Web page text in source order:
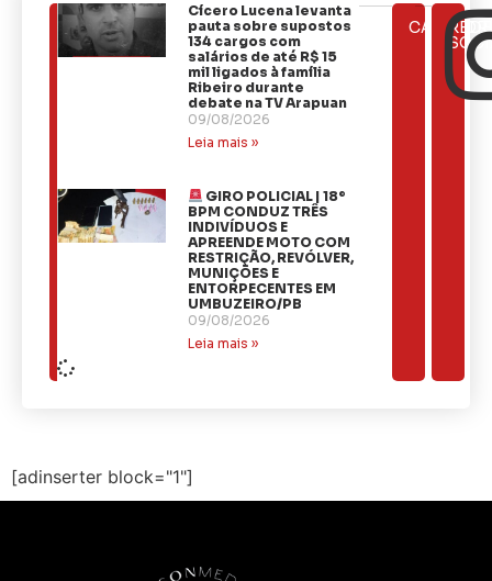
ÚLTIMAS
NOTÍCIAS
Cícero Lucena levanta
pauta sobre supostos
134 cargos com
salários de até R$ 15
mil ligados à família
Ribeiro durante
debate na TV Arapuan
09/08/2026
Leia mais »
GIRO POLICIAL | 18º
BPM CONDUZ TRÊS
INDIVÍDUOS E
APREENDE MOTO COM
RESTRIÇÃO, REVÓLVER,
MUNIÇÕES E
ENTORPECENTES EM
UMBUZEIRO/PB
09/08/2026
Leia mais »
[adinserter block="1"]